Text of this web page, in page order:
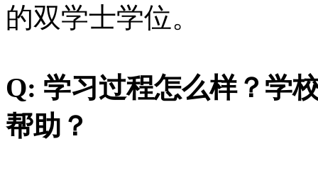
的双学士学位。
Q: 学习过程怎么样？学
帮助？